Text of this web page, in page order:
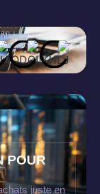
POUR
juste en